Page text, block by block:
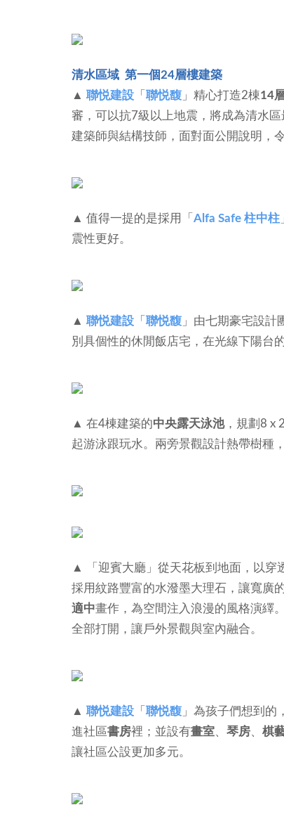
清水區域 第一個24層樓建築
▲ 聯悦建設 「 聯悦馥 」精心打造2棟14
審，可以抗7級以上地震，將成為清水
建築師與結構技師，面對面公開說明，
▲ 值得一提的是採用「 Alfa Safe 柱中柱
震性更好。
▲ 聯悦建設 「 聯悦馥 」由七期豪宅設計
別具個性的休閒飯店宅，在光線下陽台
▲ 在4棟建築的中央露天泳池，規劃8 x
起游泳跟玩水。兩旁景觀設計熱帶樹種
▲ 「迎賓大廳」從天花板到地面，以穿
採用紋路豐富的水潑墨大理石，讓寬廣
適中畫作，為空間注入浪漫的風格演繹
全部打開，讓戶外景觀與室內融合。
▲ 聯悦建設 「 聯悦馥 」為孩子們想到的
進社區書房裡；並設有畫室 琴房 棋
讓社區公設更加多元。